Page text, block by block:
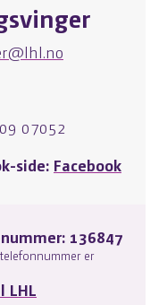
07052
side: Facebook
136847
er
LHL